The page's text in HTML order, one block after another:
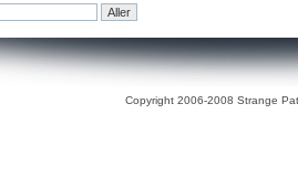
Copyright 2006-2008 Strange